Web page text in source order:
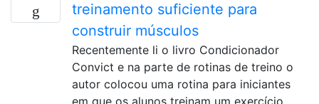
treinamento suficiente para
construir músculos
Recentemente li o livro Condicionador
Convict e na parte de rotinas de treino o
autor colocou uma rotina para iniciantes
em que os alunos treinam um exercício